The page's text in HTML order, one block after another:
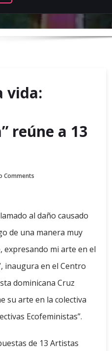
vida:
reúne a 13
Comments
al daño causado
de una manera muy
expresando mi arte en el
inaugura en el Centro
dominicana Cruz
su arte en la colectiva
Ecofeministas”.
de 13 Artistas